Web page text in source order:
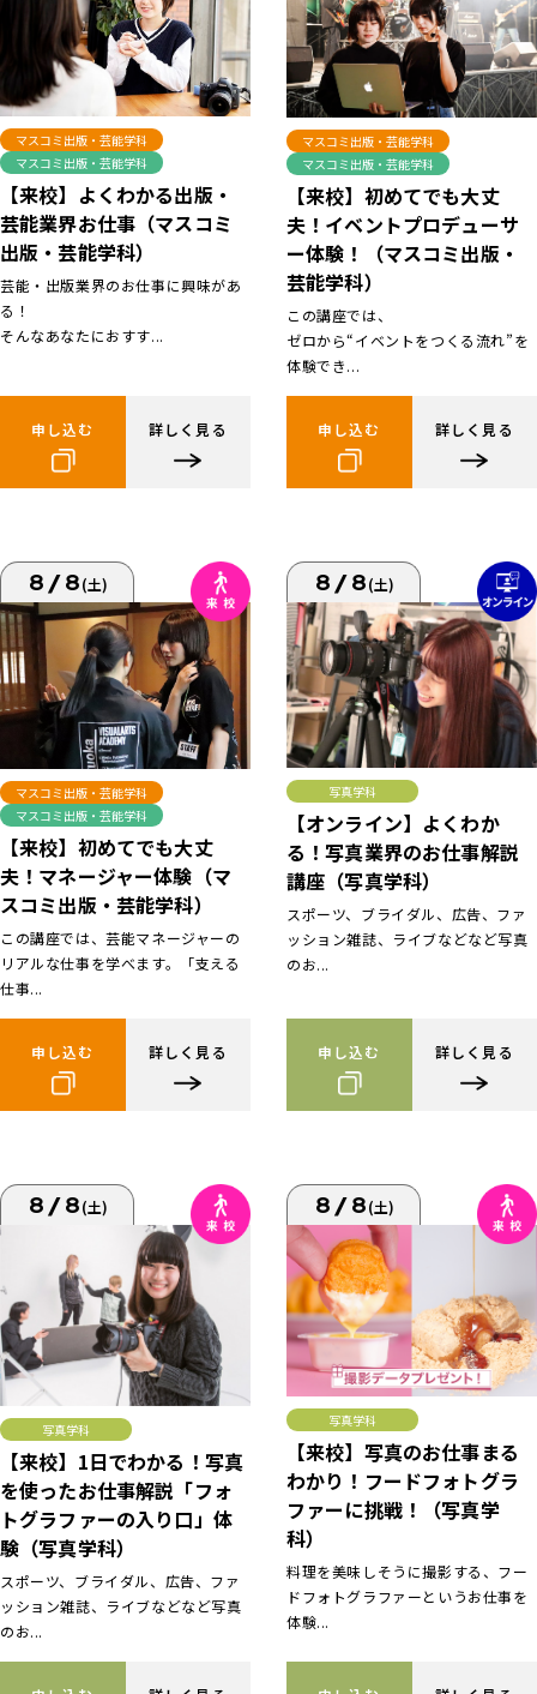
マスコミ出版・芸能学科
マスコミ出版・芸能学科
【来校】よくわかる出版・
芸能業界お仕事（マスコミ
出版・芸能学科）
芸能・出版業界のお仕事に興味があ
る！
そんなあなたにおすす...
申し込む 詳しく見る
マスコミ出版・芸能学科
マスコミ出版・芸能学科
【来校】初めてでも大丈
夫！イベントプロデューサ
ー体験！（マスコミ出版・
芸能学科）
この講座では、
ゼロから“イベントをつくる流れ”を
体験でき...
申し込む 詳しく見る
8/8(土)
マスコミ出版・芸能学科
マスコミ出版・芸能学科
【来校】初めてでも大丈
夫！マネージャー体験（マ
スコミ出版・芸能学科）
この講座では、芸能マネージャーの
リアルな仕事を学べます。「支える
仕事...
申し込む 詳しく見る
8/8(土)
写真学科
【オンライン】よくわか
る！写真業界のお仕事解説
講座（写真学科）
スポーツ、ブライダル、広告、ファ
ッション雑誌、ライブなどなど写真
のお...
申し込む 詳しく見る
8/8(土)
写真学科
【来校】1日でわかる！写真
を使ったお仕事解説「フォ
トグラファーの入り口」体
験（写真学科）
スポーツ、ブライダル、広告、ファ
ッション雑誌、ライブなどなど写真
のお...
8/8(土)
写真学科
【来校】写真のお仕事まる
わかり！フードフォトグラ
ファーに挑戦！（写真学
科）
料理を美味しそうに撮影する、フー
ドフォトグラファーというお仕事を
体験...